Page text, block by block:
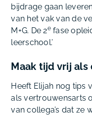
bijdrage gaan
van het vak van de
M+G. De 2efase
leerschool.’
Maak tijd vrij
Heeft Elijah nog tips
als vertrouwensarts
van collega’s dat ze